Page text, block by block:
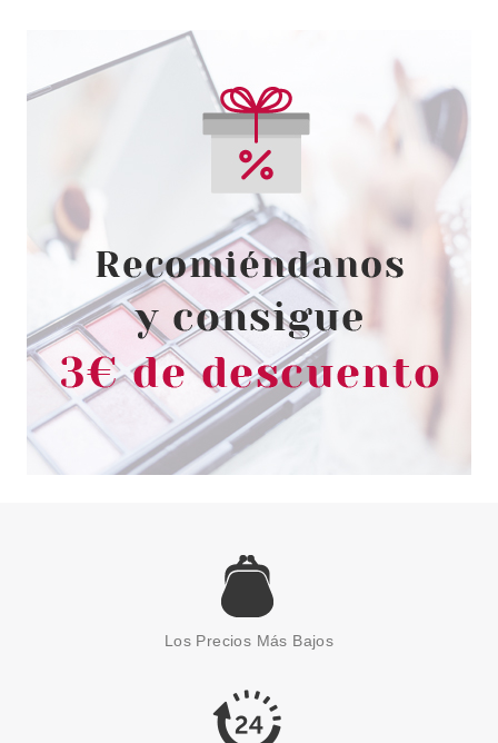
TEINT 4N NEUTRE 35 ML
Pvr 57.90€
-40% 34.75€
GUERLAIN
GUERLAIN TERRACOTTA LE
TEINT 4.5N NEUTRE 35 ML
34.75€
Los Precios Más Bajos